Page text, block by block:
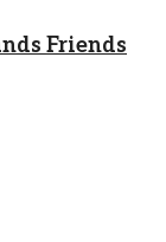
Friends